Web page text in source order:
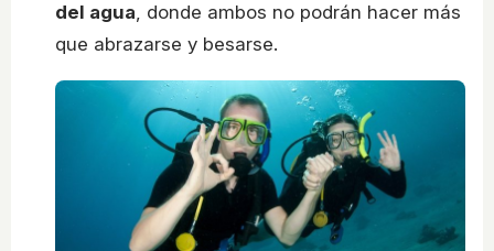
del agua, donde ambos no podrán hacer más
que abrazarse y besarse.